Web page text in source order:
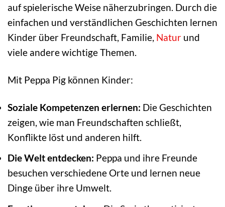
auf spielerische Weise näherzubringen. Durch die
einfachen und verständlichen Geschichten lernen
Kinder über Freundschaft, Familie, Natur und
viele andere wichtige Themen.
Mit Peppa Pig können Kinder:
Soziale Kompetenzen erlernen: Die Geschichten
zeigen, wie man Freundschaften schließt,
Konflikte löst und anderen hilft.
Die Welt entdecken: Peppa und ihre Freunde
besuchen verschiedene Orte und lernen neue
Dinge über ihre Umwelt.